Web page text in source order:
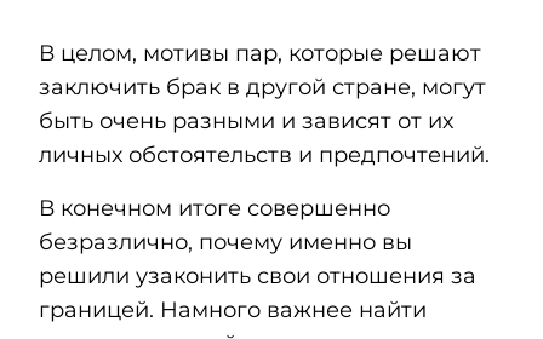
В целом, мотивы пар, которые решают
заключить брак в другой стране, могут
быть очень разными и зависят от их
личных обстоятельств и предпочтений.
В конечном итоге совершенно
безразлично, почему именно вы
решили узаконить свои отношения за
границей. Намного важнее найти